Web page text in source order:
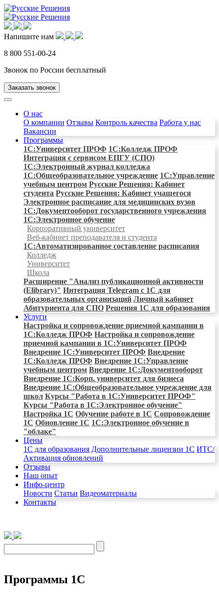
Напишите нам
8 800 551-00-24
Звонок по России бесплатный
Заказать звонок
О нас
О компании Отзывы Контроль качества Работа у нас
Вакансии
Программы
1С:Университет ПРОФ 1С:Колледж ПРОФ
Интеграция с сервисом ЕПГУ (СПО)
1С:Электронный журнал колледжа
1С:Общеобразовательное учреждение 1C:Управление
учебным центром Русские Решения: Кабинет
студента Русские Решения: Кабинет учащегося
Электронное расписание для медицинских вузов
1С:Документооборот государственного учреждения
1С:Электронное обучение
Корпоративный университет
Веб-кабинет преподавателя и студента
1С:Автоматизированное составление расписания
Колледж
Университет
Школа
Расширение "Анализ публикационной активности
(Elibrary)" Интеграция Telegram с 1С для
образовательных организаций Личный кабинет
Абитуриента для СПО Решения 1С для образования
Услуги
Настройка и сопровождение приемной кампании в
1С:Колледж ПРОФ Настройка и сопровождение
приемной кампании в 1С:Университет ПРОФ
Внедрение 1С:Университет ПРОФ Внедрение
1С:Колледж ПРОФ Внедрение 1С:Управление
учебным центром Внедрение 1С:Документооборот
Внедрение 1С:Корп. университет для бизнеса
Внедрение 1С:Общеобразовательное учреждение для
школ Курсы "Работа в 1С:Университет ПРОФ"
Курсы "Работа в 1С:Электронное обучение"
Настройка 1С Обучение работе в 1С Сопровождение
1С Обновление 1С 1С:Электронное обучение в
"облаке"
Цены
1C для образования Дополнительные лицензии 1С ИТС/
Активация обновлений
Отзывы
Наш опыт
Инфо-центр
Новости Статьи Видеоматериалы
Контакты
Программы 1С